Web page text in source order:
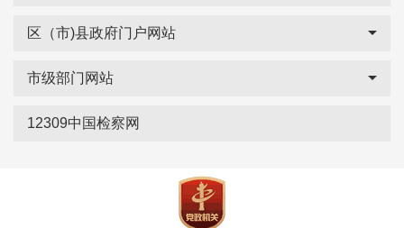
区（市)县政府门户网站
市级部门网站
12309中国检察网